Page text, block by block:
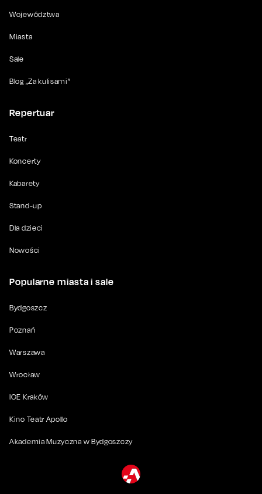
Województwa
Miasta
Sale
Blog „Za kulisami”
Repertuar
Teatr
Koncerty
Kabarety
Stand-up
Dla dzieci
Nowości
Popularne miasta i sale
Bydgoszcz
Poznań
Warszawa
Wrocław
ICE Kraków
Kino Teatr Apollo
Akademia Muzyczna w Bydgoszczy